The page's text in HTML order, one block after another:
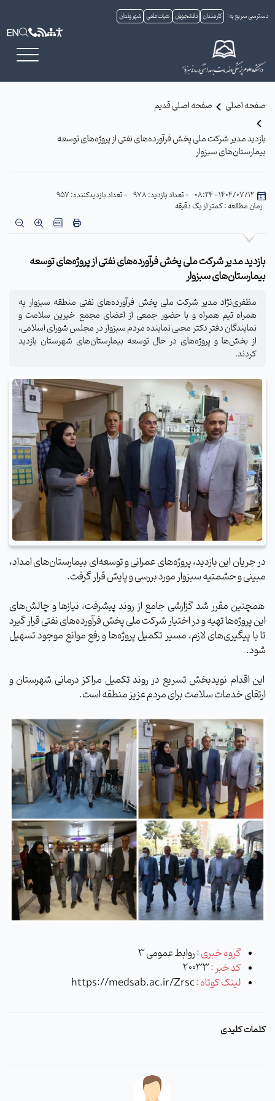
دسترسی سریع به: کارمندان دانشجویان هیات علمی شهروندان
EN
صفحه اصلی صفحه اصلی قدیم
بازدید مدیر شرکت ملی پخش فرآورده‌های نفتی از پروژه‌های توسعه
بیمارستان‌های سبزوار
1404/07/12 - 08:24 - تعداد بازدید: 978
- تعداد بازدیدکننده: 957
زمان مطالعه : کمتر از یک دقیقه
بازدید مدیر شرکت ملی پخش فرآورده‌های نفتی از پروژه‌های توسعه
بیمارستان‌های سبزوار
مظفری‌نژاد مدیر شرکت ملی پخش فرآورده‌های نفتی منطقه سبزوار به
همراه تیم همراه و با حضور جمعی از اعضای مجمع خیرین سلامت و
نمایندگان دفتر دکتر محبی نماینده مردم سبزوار در مجلس شورای اسلامی،
از بخش‌ها و پروژه‌های در حال توسعه بیمارستان‌های شهرستان بازدید
کردند.
در جریان این بازدید، پروژه‌های عمرانی و توسعه‌ای بیمارستان‌های امداد،
مبینی و حشمتیه سبزوار مورد بررسی و پایش قرار گرفت.
همچنین مقرر شد گزارشی جامع از روند پیشرفت، نیازها و چالش‌های
این پروژه‌ها تهیه و در اختیار شرکت ملی پخش فرآورده‌های نفتی قرار گیرد
تا با پیگیری‌های لازم، مسیر تکمیل پروژه‌ها و رفع موانع موجود تسهیل
شود.
این اقدام نویدبخش تسریع در روند تکمیل مراکز درمانی شهرستان و
ارتقای خدمات سلامت برای مردم عزیز منطقه است.
گروه خبری :روابط عمومی 3
کد خبر :20033
لینک کوتاه :https://medsab.ac.ir/Zrsc
کلمات کلیدی